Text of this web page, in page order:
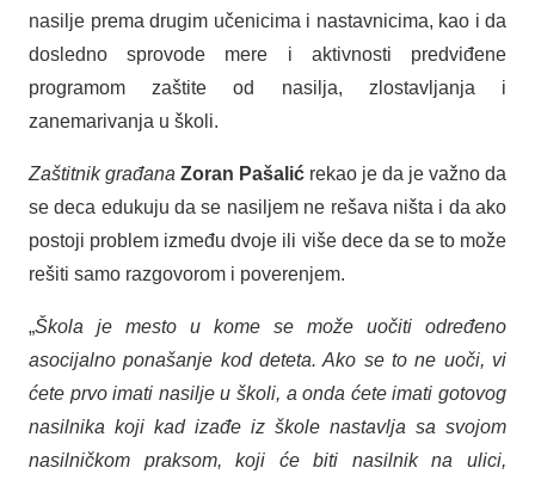
nasilje prema drugim učenicima i nastavnicima, kao i da
dosledno sprovode mere i aktivnosti predviđene
programom zaštite od nasilja, zlostavljanja i
zanemarivanja u školi.
Zaštitnik građana Zoran Pašalić rekao je da je važno da
se deca edukuju da se nasiljem ne rešava ništa i da ako
postoji problem između dvoje ili više dece da se to može
rešiti samo razgovorom i poverenjem.
„Škola je mesto u kome se može uočiti određeno
asocijalno ponašanje kod deteta. Ako se to ne uoči, vi
ćete prvo imati nasilje u školi, a onda ćete imati gotovog
nasilnika koji kad izađe iz škole nastavlja sa svojom
nasilničkom praksom, koji će biti nasilnik na ulici,